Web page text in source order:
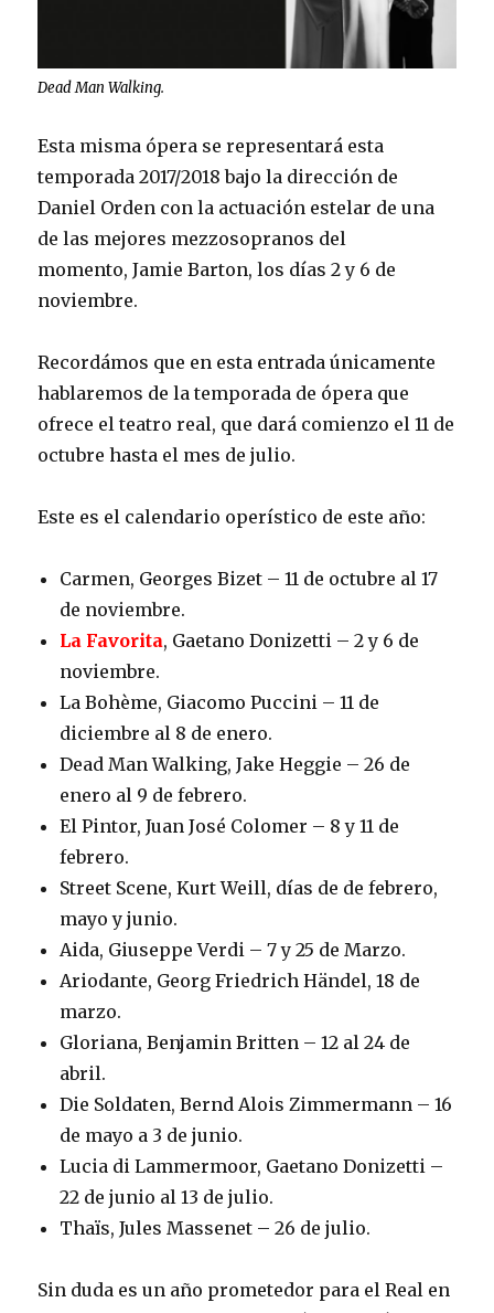
Dead Man Walking.
Esta misma ópera se representará esta
temporada 2017/2018 bajo la dirección de
Daniel Orden con la actuación estelar de una
de las mejores mezzosopranos del
momento, Jamie Barton, los días 2 y 6 de
noviembre.
Recordámos que en esta entrada únicamente
hablaremos de la temporada de ópera que
ofrece el teatro real, que dará comienzo el 11 de
octubre hasta el mes de julio.
Este es el calendario operístico de este año:
Carmen, Georges Bizet – 11 de octubre al 17
de noviembre.
La Favorita, Gaetano Donizetti – 2 y 6 de
noviembre.
La Bohème, Giacomo Puccini – 11 de
diciembre al 8 de enero.
Dead Man Walking, Jake Heggie – 26 de
enero al 9 de febrero.
El Pintor, Juan José Colomer – 8 y 11 de
febrero.
Street Scene, Kurt Weill, días de de febrero,
mayo y junio.
Aida, Giuseppe Verdi – 7 y 25 de Marzo.
Ariodante, Georg Friedrich Händel, 18 de
marzo.
Gloriana, Benjamin Britten – 12 al 24 de
abril.
Die Soldaten, Bernd Alois Zimmermann – 16
de mayo a 3 de junio.
Lucia di Lammermoor, Gaetano Donizetti –
22 de junio al 13 de julio.
Thaïs, Jules Massenet – 26 de julio.
Sin duda es un año prometedor para el Real en